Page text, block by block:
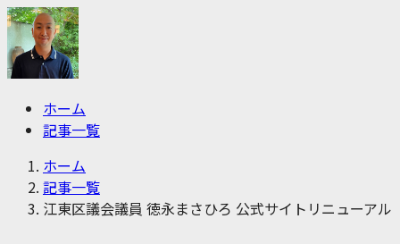
ホーム
記事一覧
ホーム
記事一覧
江東区議会議員 徳永まさひろ 公式サイトリニューアル